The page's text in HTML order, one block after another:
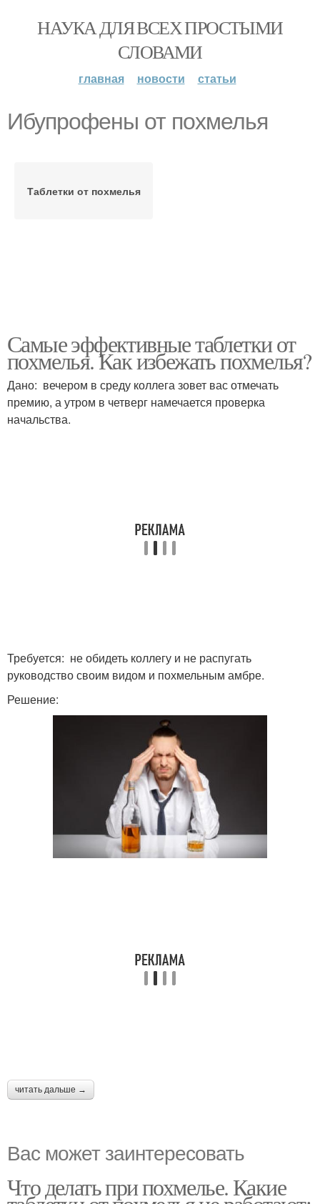
НАУКА ДЛЯ ВСЕХ ПРОСТЫМИ
СЛОВАМИ
главная новости статьи
Ибупрофены от похмелья
Таблетки от похмелья
Самые эффективные таблетки от
похмелья. Как избежать похмелья?
Дано: вечером в среду коллега зовет вас отмечать
премию, а утром в четверг намечается проверка
начальства.
Требуется: не обидеть коллегу и не распугать
руководство своим видом и похмельным амбре.
Решение:
читать дальше →
Вас может заинтересовать
Что делать при похмелье. Какие